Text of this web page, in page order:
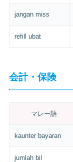
jangan miss
refill ubat
会計・保険
マレー語
kaunter bayaran
jumlah bil